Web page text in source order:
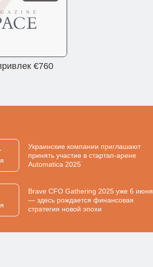
€760
Украинские компании приглашают
принять участие в стартап-арене
Automatica 2025
Brave CFO Gathering 2025 уже 6 июня
— здесь рождается финансовая
стратегия новой эпохи